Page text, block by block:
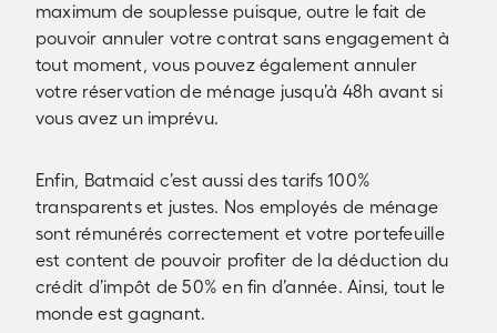
maximum de souplesse puisque, outre le fait de
pouvoir annuler votre contrat sans engagement à
tout moment, vous pouvez également annuler
votre réservation de ménage jusqu’à 48h avant si
vous avez un imprévu.
Enfin, Batmaid c’est aussi des tarifs 100%
transparents et justes. Nos employés de ménage
sont rémunérés correctement et votre portefeuille
est content de pouvoir profiter de la déduction du
crédit d’impôt de 50% en fin d’année. Ainsi, tout le
monde est gagnant.